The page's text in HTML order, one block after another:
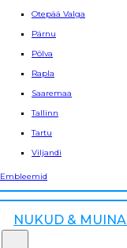
Otepää Valga
Pärnu
Põlva
Rapla
Saaremaa
Tallinn
Tartu
Viljandi
Embleemid
NUKUD &